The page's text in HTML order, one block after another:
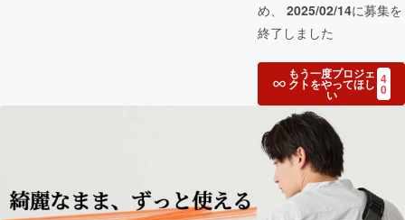
め、 2025/02/14に募集を
終了しました
もう一度プロジェ
クトをやってほし
い
4
0